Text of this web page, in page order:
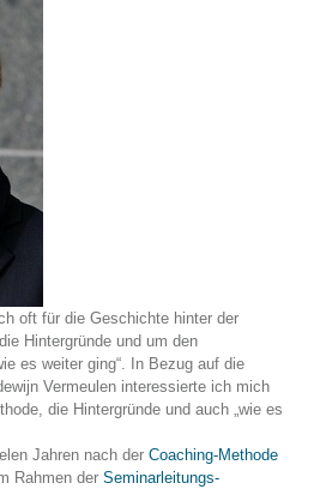
oft für die Geschichte hinter der
Hintergründe und um den
es weiter ging“. In Bezug auf die
Vermeulen interessierte ich mich
die Hintergründe und auch „wie es
Jahren nach derCoaching-Methode
Rahmen derSeminarleitungs-